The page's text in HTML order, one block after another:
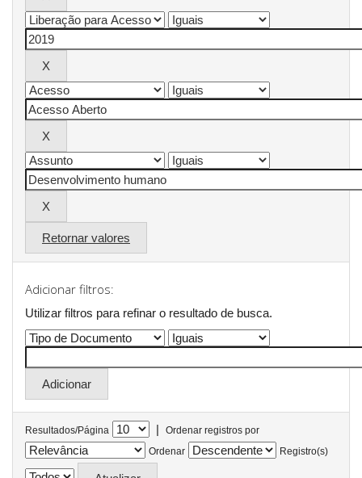
Retornar valores
Adicionar filtros:
Utilizar filtros para refinar o resultado de busca.
Resultados/Página |
Ordenar registros por
Ordenar
Registro(s)